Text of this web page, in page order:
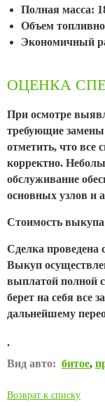
Полная масса:
Объем
Экономичный
ОЦЕНКА
При осмотре
требующие замены
отметить, что все
корректно.
обслуживание
основных узлов и
Стоимость
Сделка проведена
Выкуп
выплатой полной
берет на себя все
дальнейшему
.
Вид авто: битое,
Возврат к списку